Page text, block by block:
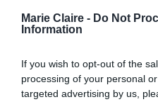
Marie Claire - Do Not
Information
If you wish to opt-out of the
processing of your personal
targeted advertising by us,